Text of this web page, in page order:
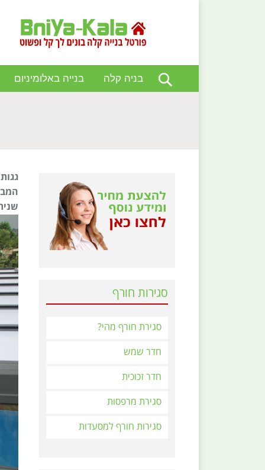
בניה קלה בנייה באלומיניום
סגירות חורף
סגירת חורף מהי?
חדר שמש
חדר זכוכית
סגירת מרפסות
סגירות חורף למסעדות